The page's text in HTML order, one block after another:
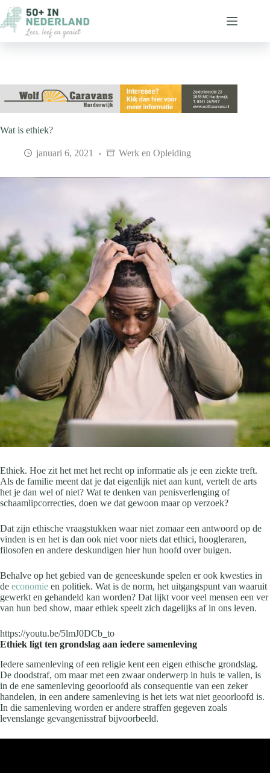
naar
de
inhoud
Wat is ethiek?
januari 6, 2021 Werk en Opleiding
Ethiek. Hoe zit het met het recht op informatie als je een ziekte treft.
Als de familie meent dat je dat eigenlijk niet aan kunt, vertelt de arts
het je dan wel of niet? Wat te denken van penisverlenging of
schaamlipcorrecties, doen we dat gewoon maar op verzoek?
Dat zijn ethische vraagstukken waar niet zomaar een antwoord op de
vinden is en het is dan ook niet voor niets dat ethici, hoogleraren,
filosofen en andere deskundigen hier hun hoofd over buigen.
Behalve op het gebied van de geneeskunde spelen er ook kwesties in
de economie en politiek. Wat is de norm, het uitgangspunt van waaruit
gewerkt en gehandeld kan worden? Dat lijkt voor veel mensen een ver
van hun bed show, maar ethiek speelt zich dagelijks af in ons leven.
https://youtu.be/5lmJ0DCb_to
Ethiek ligt ten grondslag aan iedere samenleving
Iedere samenleving of een religie kent een eigen ethische grondslag.
De doodstraf, om maar met een zwaar onderwerp in huis te vallen, is
in de ene samenleving geoorloofd als consequentie van een zeker
handelen, in een andere samenleving is het iets wat niet geoorloofd is.
In die samenleving worden er andere straffen gegeven zoals
levenslange gevangenisstraf bijvoorbeeld.